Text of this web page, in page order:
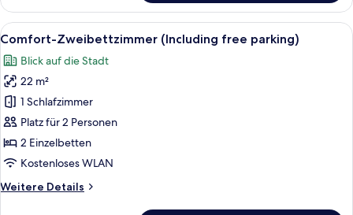
Doppelzimmer
(Including
free
Alle
Fotos
für
Comfort-
Zweibettzimmer
(Including
free
parking)
Ein Hotelzimmer mit einem großen
16
Comfort-Zweibettzimmer (Including free parking)
Blick auf die Stadt
22 m²
1 Schlafzimmer
Platz für 2 Personen
2 Einzelbetten
Kostenloses WLAN
Weitere Details
Weitere